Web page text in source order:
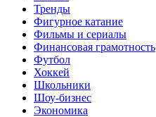
Тренды
Фигурное катание
Фильмы и сериалы
Финансовая грамотность
Футбол
Хоккей
Школьники
Шоу-бизнес
Экономика